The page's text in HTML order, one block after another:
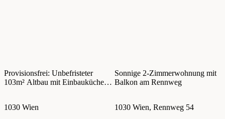
Provisionsfrei: Unbefristeter
103m² Altbau mit Einbauküche
1030 Wien
Sonnige 2-Zimmerwohnung mit
Balkon am Rennweg
1030 Wien, Rennweg 54